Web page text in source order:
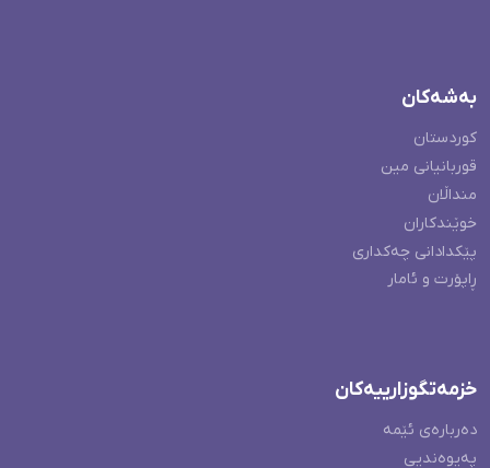
بەشەکان
کوردستان
قوربانیانی مین
منداڵان
خوێندکاران
پێکدادانی چەکداری
ڕاپۆرت و ئامار
خزمەتگوزارییەکان
دەربارەی ئێمە
پەیوەندیی